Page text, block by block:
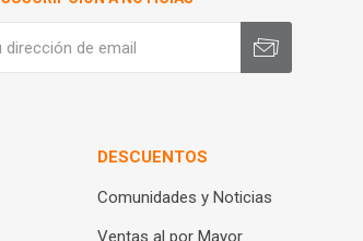
DESCUENTOS
Comunidades y Noticias
Ventas al por Mayor